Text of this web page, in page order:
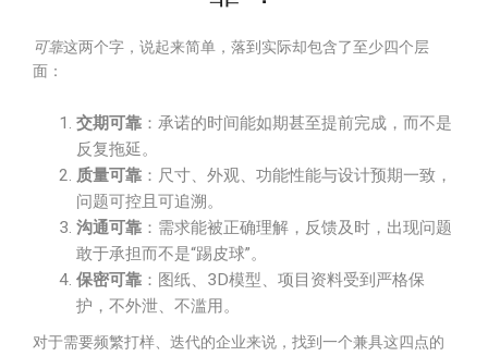
可靠这两个字，说起来简单，落到实际却包含了至少四个层
面：
交期可靠 ：承诺的时间能如期甚至提前完成，而不是
反复拖延。
质量可靠 ：尺寸、外观、功能性能与设计预期一致，
问题可控且可追溯。
沟通可靠 ：需求能被正确理解，反馈及时，出现问题
敢于承担而不是“踢皮球”。
保密可靠 ：图纸、3D模型、项目资料受到严格保
护，不外泄、不滥用。
对于需要频繁打样、迭代的企业来说，找到一个兼具这四点的